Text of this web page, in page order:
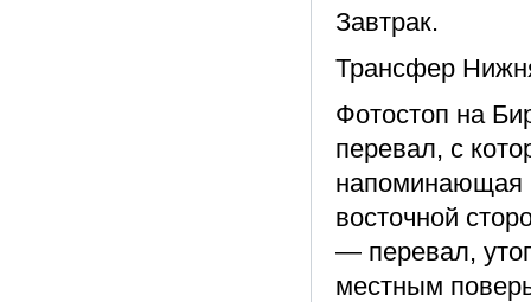
Завтрак.
Трансфер
Фотостоп на
перевал, с
напоминающая
восточной
— перевал,
местным